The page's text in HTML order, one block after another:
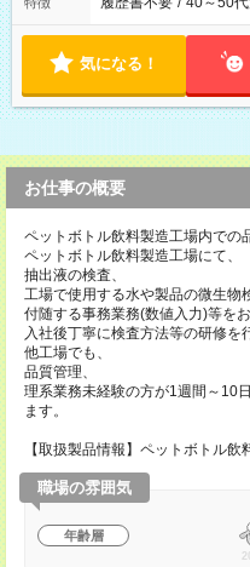
気になる！
お仕事の概要
ペットボトル飲料製造工場内での
ペットボトル飲料製造工場にて、
抽出液の検査、
工場で使用する水や製品の微生物
付随する事務業務(数値入力)等をお
入社後丁寧に検査方法等の研修を
他工場でも、
品質管理、
理系業務未経験の方が1週間～10
ます。
【取扱製品情報】ペットボトル飲
職場の雰囲気
年齢層